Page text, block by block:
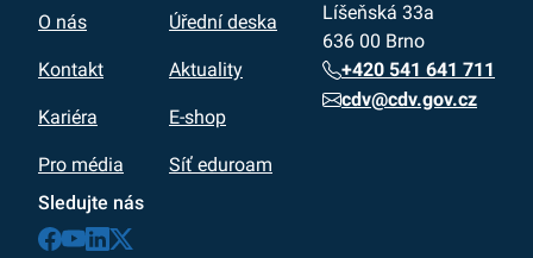
O nás
Kontakt
Kariéra
Pro média
Úřední deska
Aktuality
E-shop
Síť eduroam
Líšeňská 33a
636 00 Brno
+420 541 641 711
cdv@cdv.gov.cz
Sledujte nás